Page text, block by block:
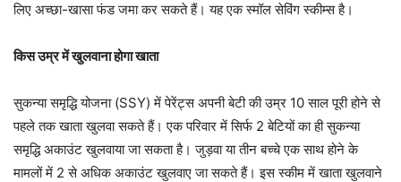
लिए अच्छा-खासा फंड जमा कर सकते हैं। यह एक स्मॉल सेविंग स्कीम्स है।
किस उम्र में खुलवाना होगा खाता
सुकन्या समृद्धि योजना (SSY) में पेरेंट्स अपनी बेटी की उम्र 10 साल पूरी होने से
पहले तक खाता खुलवा सकते हैं। एक परिवार में सिर्फ 2 बेटियों का ही सुकन्या
समृद्धि अकाउंट खुलवाया जा सकता है। जुड़वा या तीन बच्चे एक साथ होने के
मामलों में 2 से अधिक अकाउंट खुलवाए जा सकते हैं। इस स्कीम में खाता खुलवाने